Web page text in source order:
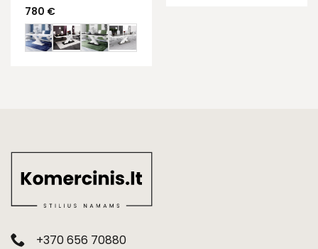
780 €
+370 656 70880